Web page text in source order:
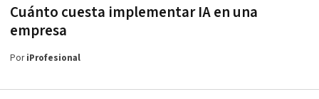
Cuánto cuesta implementar IA en una
empresa
PoriProfesional